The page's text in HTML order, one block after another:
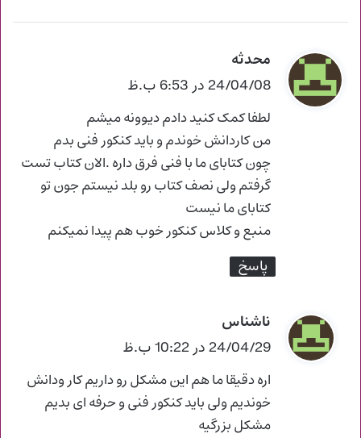
محدثه
ف
ت
:
24/04/08 در 6:53 ب.ظ
لطفا کمک کنید دادم دیوونه میشم
من کاردانش خوندم و باید کنکور فنی بدم
چون کتابای ما با فنی فرق داره .الان کتاب تست
گرفتم ولی نصف کتاب رو بلد نیستم جون تو
کتابای ما نیست
منبع و کلاس کنکور خوب هم پیدا نمیکنم
پاسخ
ناشناس
ف
ت
:
24/04/29 در 10:22 ب.ظ
اره دقیقا ما هم این مشکل رو داریم کار ودانش
خوندیم ولی باید کنکور فنی و حرفه ای بدیم
مشکل بزرگیه